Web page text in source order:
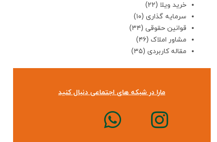
خرید ویلا (۲۲)
سرمایه گذاری (۱۰)
قوانین حقوقی (۳۴)
مشاور املاک (۴۶)
مقاله کاربردی (۳۵)
مارا در شبکه های اجتماعی دنبال کنید